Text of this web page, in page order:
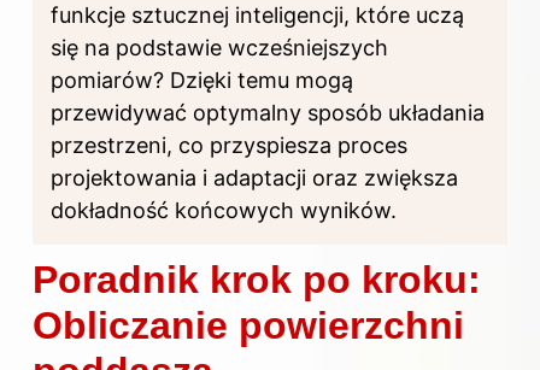
funkcje sztucznej inteligencji, które uczą
się na podstawie wcześniejszych
pomiarów? Dzięki temu mogą
przewidywać optymalny sposób układania
przestrzeni, co przyspiesza proces
projektowania i adaptacji oraz zwiększa
dokładność końcowych wyników.
Poradnik krok po kroku:
Obliczanie powierzchni